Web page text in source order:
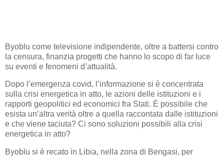
Byoblu come televisione indipendente, oltre a battersi contro
la censura, finanzia progetti che hanno lo scopo di far luce
su eventi e fenomeni d’attualità.
Dopo l’emergenza covid, l’informazione si è concentrata
sulla crisi energetica in atto, le azioni delle istituzioni e i
rapporti geopolitici ed economici fra Stati. È possibile che
esista un’altra verità oltre a quella raccontata dalle istituzioni
e che viene taciuta? Ci sono soluzioni possibili alla crisi
energetica in atto?
Byoblu si è recato in Libia, nella zona di Bengasi, per